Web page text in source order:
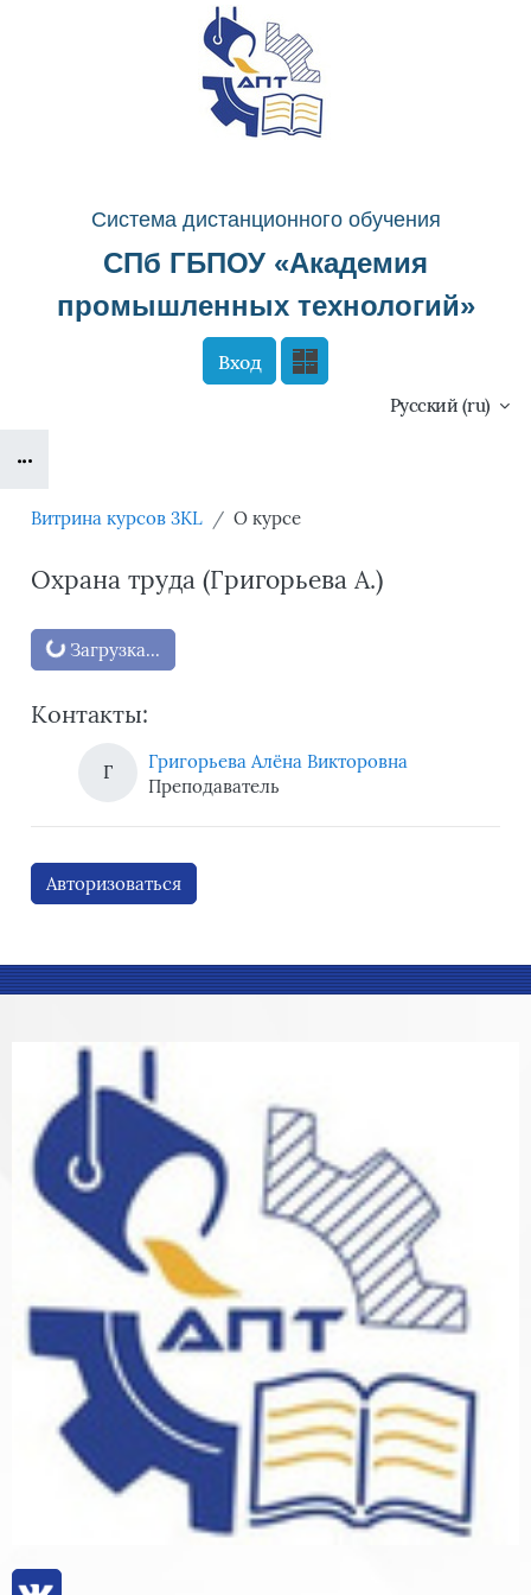
Перейти к основному содержанию
Система дистанционного обучения
СПб ГБПОУ «Академия
промышленных технологий»
Вход
Русский ‎(ru)‎
Витрина курсов 3KL О курсе
Охрана труда (Григорьева А.)
Блоки
Загрузка...
Контакты:
Г
Григорьева Алёна Викторовна
Преподаватель
Авторизоваться
Блоки